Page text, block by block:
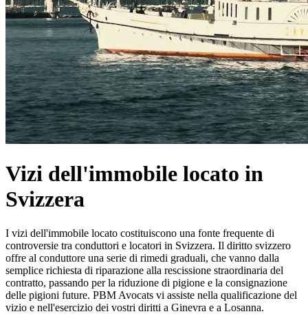
Vizi dell'immobile locato in
Svizzera
I vizi dell'immobile locato costituiscono una fonte frequente di
controversie tra conduttori e locatori in Svizzera. Il diritto svizzero
offre al conduttore una serie di rimedi graduali, che vanno dalla
semplice richiesta di riparazione alla rescissione straordinaria del
contratto, passando per la riduzione di pigione e la consignazione
delle pigioni future. PBM Avocats vi assiste nella qualificazione del
vizio e nell'esercizio dei vostri diritti a Ginevra e a Losanna.